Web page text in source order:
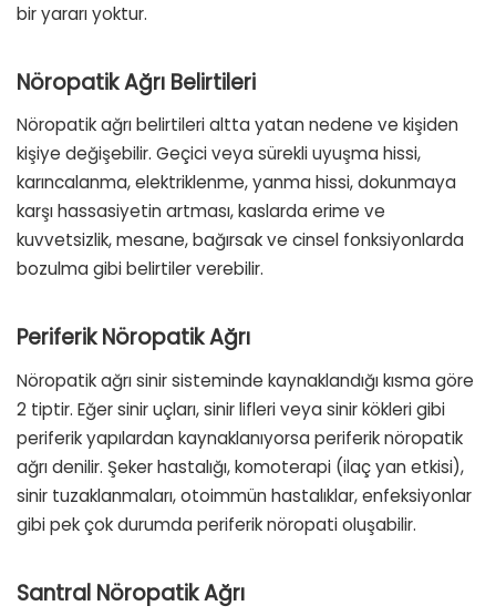
bir yararı yoktur.
Nöropatik Ağrı Belirtileri
Nöropatik ağrı belirtileri altta yatan nedene ve kişiden
kişiye değişebilir. Geçici veya sürekli uyuşma hissi,
karıncalanma, elektriklenme, yanma hissi, dokunmaya
karşı hassasiyetin artması, kaslarda erime ve
kuvvetsizlik, mesane, bağırsak ve cinsel fonksiyonlarda
bozulma gibi belirtiler verebilir.
Periferik Nöropatik Ağrı
Nöropatik ağrı sinir sisteminde kaynaklandığı kısma göre
2 tiptir. Eğer sinir uçları, sinir lifleri veya sinir kökleri gibi
periferik yapılardan kaynaklanıyorsa periferik nöropatik
ağrı denilir. Şeker hastalığı, komoterapi (ilaç yan etkisi),
sinir tuzaklanmaları, otoimmün hastalıklar, enfeksiyonlar
gibi pek çok durumda periferik nöropati oluşabilir.
Santral Nöropatik Ağrı